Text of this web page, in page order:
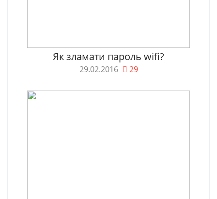
Як зламати пароль wifi?
29.02.2016 29